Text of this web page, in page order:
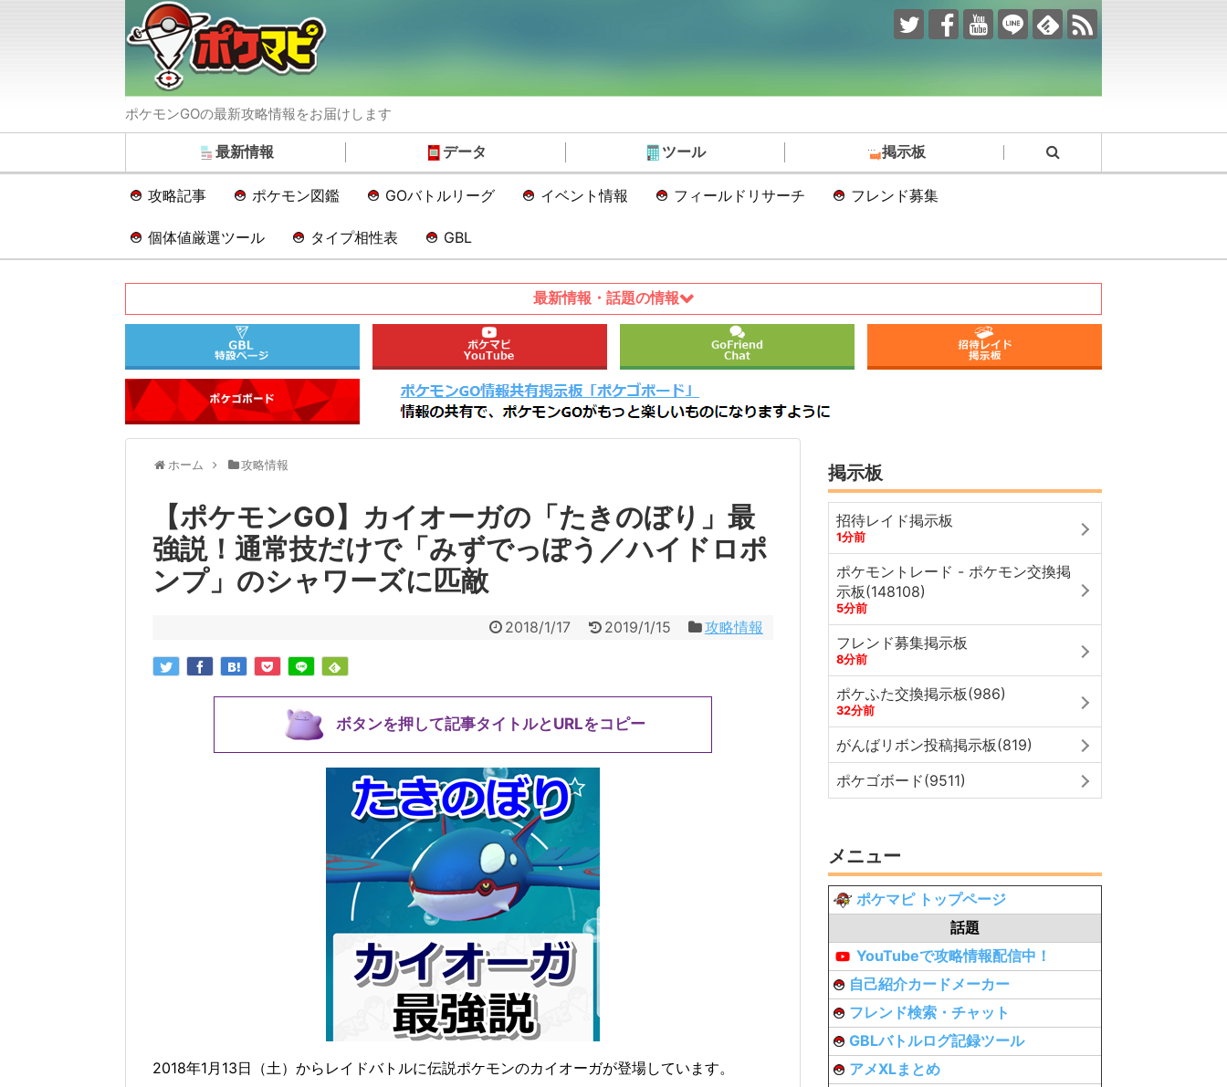
ポケモンGOの最新攻略情報をお届けします
最新情報 データ ツール 掲示板
攻略記事 ポケモン図鑑 GOバトルリーグ イベント情報 フィールドリサーチ フレンド募集
個体値厳選ツール タイプ相性表 GBL
最新情報・話題の情報
ホーム 攻略情報
【ポケモンGO】カイオーガの「たきのぼり」最
強説！通常技だけで「みずでっぽう／ハイドロポ
ンプ」のシャワーズに匹敵
2018/1/17 2019/1/15 攻略情報
ボタンを押して記事タイトルとURLをコピー
2018年1月13日（土）からレイドバトルに伝説ポケモンのカイオーガが登場しています。
掲示板
招待レイド掲示板
1分前
ポケモントレード - ポケモン交換掲
示板(148108)
5分前
フレンド募集掲示板
8分前
ポケふた交換掲示板(986)
32分前
がんばリボン投稿掲示板(819)
ポケゴボード(9511)
メニュー
ポケマピ トップページ
話題
YouTubeで攻略情報配信中！
自己紹介カードメーカー
フレンド検索・チャット
GBLバトルログ記録ツール
アメXLまとめ